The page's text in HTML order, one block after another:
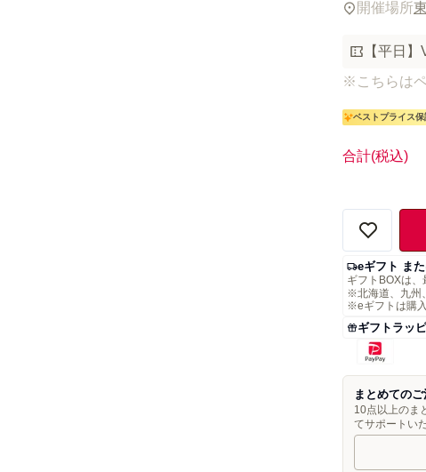
開催場所
【平日
※こちらは
ベストプライス保
合計(税込)
eギフト ま
ギフトBOXは、
※北海道、九州
※eギフトは購
ギフトラッ
まとめての
10点以上のま
てサポートい